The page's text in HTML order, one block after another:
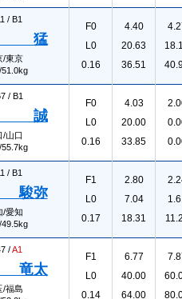
/ B1
猛
/東京
51.0kg
F0
L0
0.16
4.40
20.63
36.51
/ B1
誠
/山口
55.7kg
F0
L0
0.16
4.03
20.00
33.85
/ B1
駿弥
/愛知
49.5kg
F1
L0
0.17
2.80
7.04
18.31
/A1
竜太
/福島
F1
L0
0.14
6.77
40.00
64.00